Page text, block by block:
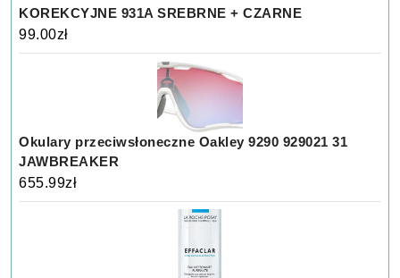
KOREKCYJNE 931A SREBRNE + CZARNE
99.00zł
Okulary przeciwsłoneczne Oakley 9290 929021 31
JAWBREAKER
655.99zł